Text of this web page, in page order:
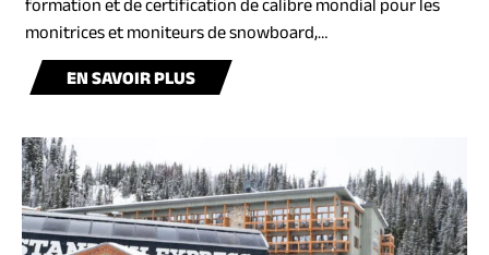
formation et de certification de calibre mondial pour les
monitrices et moniteurs de snowboard,…
EN SAVOIR PLUSBLOG
CARRIÈRE
–
GESTIONNAIRE